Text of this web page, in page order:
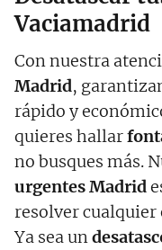
Vaciamadrid
Con nuestra
Madrid,
rápido y
quieres hallar
no busques más.
urgentes Madrid
resolver cualquier
Ya sea un